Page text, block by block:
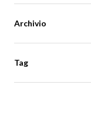
Archivio
Tag